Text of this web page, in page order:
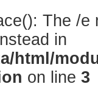
The /
in
html/
on line 3